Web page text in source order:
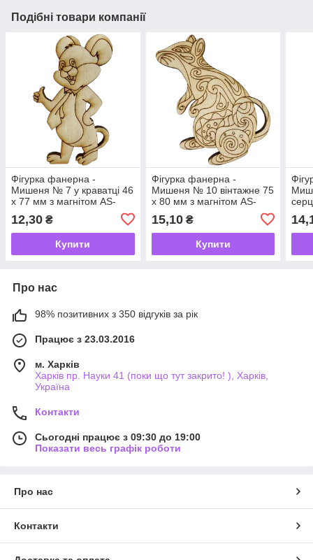
Подібні товари компанії
Фігурка фанерна -
Мишеня № 7 у краватці 46
х 77 мм з магнітом AS-
12,30 ₴
Купити
Фігурка фанерна -
Мишеня № 10 вінтажне 75
х 80 мм з магнітом AS-
15,10₴
Купити
Про нас
98% позитивних з 350 відгуків за рік
Працює з 23.03.2016
м. Харків
Харків пр. Науки 41 (поки що тут закрито! ), Харків,
Україна
Контакти
Сьогодні працює з 09:30 до 19:00
Показати весь графік роботи
Про нас
Контакти